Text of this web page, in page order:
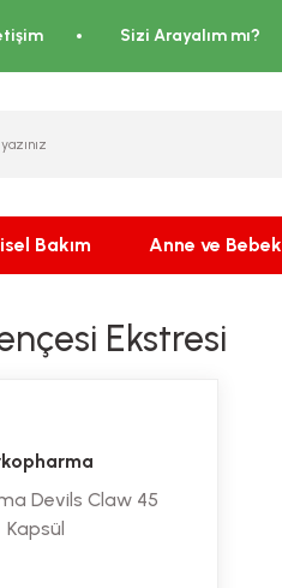
Sizi Arayalım mı?
Bakım Anne ve Bebek
Ekstresi
Devils Claw 45
Kapsül